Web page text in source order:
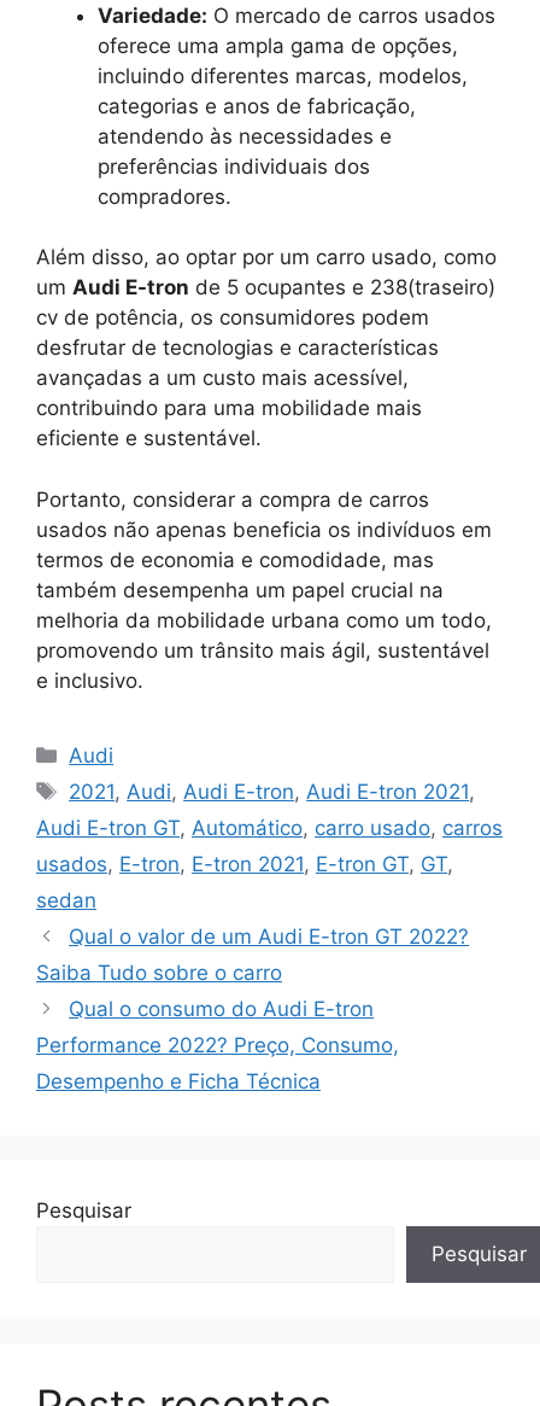
Variedade: O mercado de carros usados
oferece uma ampla gama de opções,
incluindo diferentes marcas, modelos,
categorias e anos de fabricação,
atendendo às necessidades e
preferências individuais dos
compradores.
Além disso, ao optar por um carro usado, como
um Audi E-tron de 5 ocupantes e 238(traseiro)
cv de potência, os consumidores podem
desfrutar de tecnologias e características
avançadas a um custo mais acessível,
contribuindo para uma mobilidade mais
eficiente e sustentável.
Portanto, considerar a compra de carros
usados não apenas beneficia os indivíduos em
termos de economia e comodidade, mas
também desempenha um papel crucial na
melhoria da mobilidade urbana como um todo,
promovendo um trânsito mais ágil, sustentável
e inclusivo.
Categorias
Audi
Tags
2021, Audi, Audi E-tron, Audi E-tron 2021,
Audi E-tron GT, Automático, carro usado, carros
usados, E-tron, E-tron 2021, E-tron GT, GT,
sedan
Qual o valor de um Audi E-tron GT 2022?
Saiba Tudo sobre o carro
Qual o consumo do Audi E-tron
Performance 2022? Preço, Consumo,
Desempenho e Ficha Técnica
Pesquisar
Pesquisar